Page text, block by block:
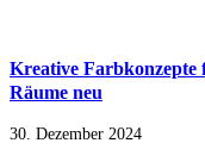
Kreative Farbkonzepte
Räume neu
30. Dezember 2024